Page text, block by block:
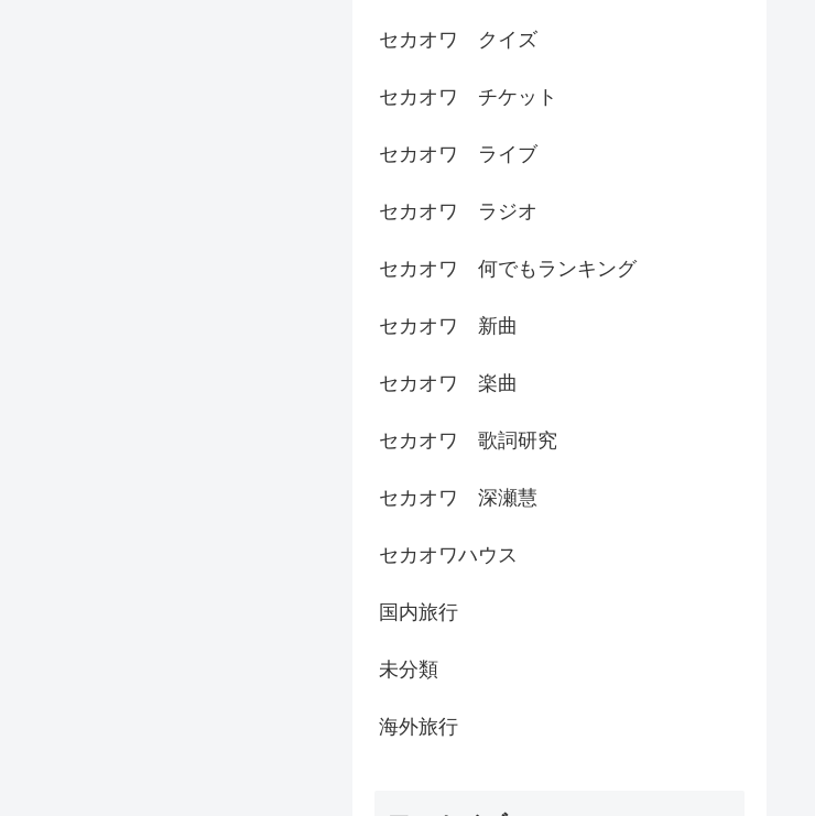
セカオワ クイズ
セカオワ チケット
セカオワ ライブ
セカオワ ラジオ
セカオワ 何でもランキング
セカオワ 新曲
セカオワ 楽曲
セカオワ 歌詞研究
セカオワ 深瀬慧
セカオワハウス
国内旅行
未分類
海外旅行